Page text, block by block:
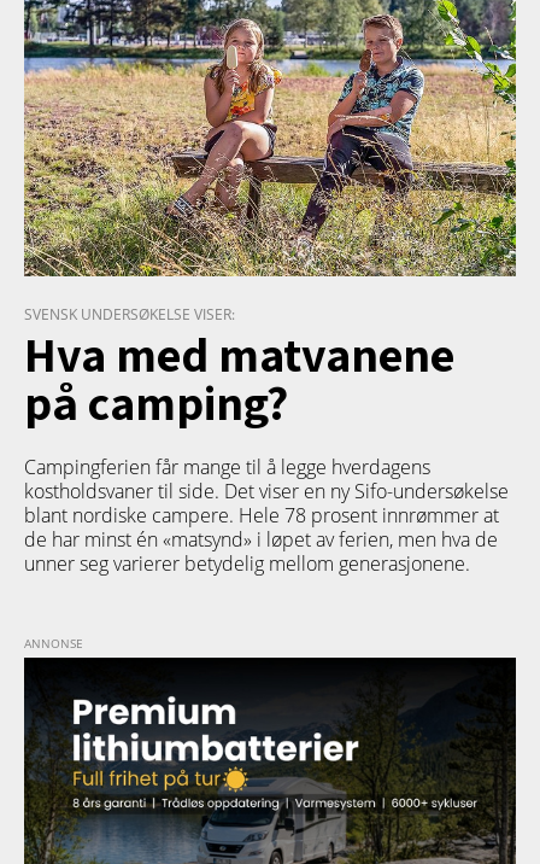
SVENSK UNDERSØKELSE VISER:
Hva med matvanene
på camping?
Campingferien får mange til å legge hverdagens
kostholdsvaner til side. Det viser en ny Sifo-undersøkelse
blant nordiske campere. Hele 78 prosent innrømmer at
de har minst én «matsynd» i løpet av ferien, men hva de
unner seg varierer betydelig mellom generasjonene.